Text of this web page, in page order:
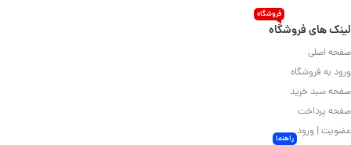
لینک های فروشگاه
فروشگاه
صفحه اصلی
ورود به فروشگاه
صفحه سبد خرید
صفحه پرداخت
عضویت | ورود راهنما